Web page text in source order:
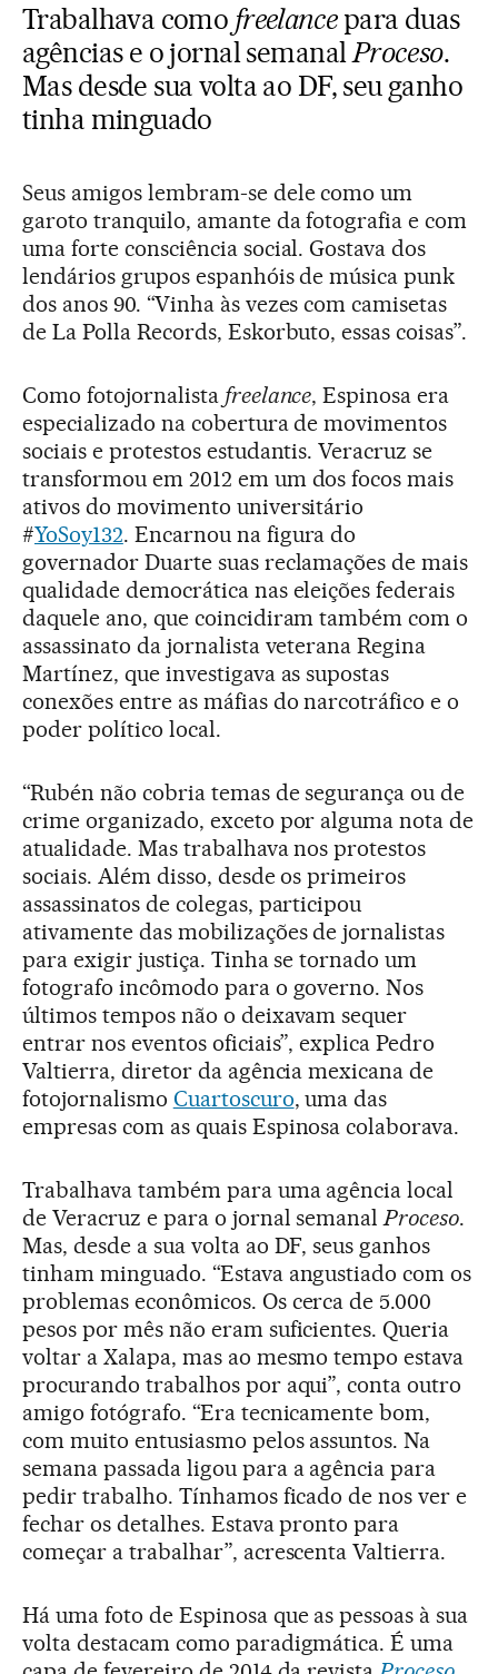
Trabalhava como freelancepara duas
agências e o jornal semanal Proceso.
Mas desde sua volta ao DF, seu ganho
tinha minguado
Seus amigos lembram-se dele como um
garoto tranquilo, amante da fotografia e com
uma forte consciência social. Gostava dos
lendários grupos espanhóis de música punk
dos anos 90. “Vinha às vezes com camisetas
de La Polla Records, Eskorbuto, essas coisas”.
Como fotojornalista freelance, Espinosa era
especializado na cobertura de movimentos
sociais e protestos estudantis. Veracruz se
transformou em 2012 em um dos focos mais
ativos do movimento universitário
#YoSoy132. Encarnou na figura do
governador Duarte suas reclamações de mais
qualidade democrática nas eleições federais
daquele ano, que coincidiram também com o
assassinato da jornalista veterana Regina
Martínez, que investigava as supostas
conexões entre as máfias do narcotráfico e o
poder político local.
“Rubén não cobria temas de segurança ou de
crime organizado, exceto por alguma nota de
atualidade. Mas trabalhava nos protestos
sociais. Além disso, desde os primeiros
assassinatos de colegas, participou
ativamente das mobilizações de jornalistas
para exigir justiça. Tinha se tornado um
fotografo incômodo para o governo. Nos
últimos tempos não o deixavam sequer
entrar nos eventos oficiais”, explica Pedro
Valtierra, diretor da agência mexicana de
fotojornalismo Cuartoscuro, uma das
empresas com as quais Espinosa colaborava.
Trabalhava também para uma agência local
de Veracruz e para o jornal semanal Proceso.
Mas, desde a sua volta ao DF, seus ganhos
tinham minguado. “Estava angustiado com os
problemas econômicos. Os cerca de 5.000
pesos por mês não eram suficientes. Queria
voltar a Xalapa, mas ao mesmo tempo estava
procurando trabalhos por aqui”, conta outro
amigo fotógrafo. “Era tecnicamente bom,
com muito entusiasmo pelos assuntos. Na
semana passada ligou para a agência para
pedir trabalho. Tínhamos ficado de nos ver e
fechar os detalhes. Estava pronto para
começar a trabalhar”, acrescenta Valtierra.
Há uma foto de Espinosa que as pessoas à sua
volta destacam como paradigmática. É uma